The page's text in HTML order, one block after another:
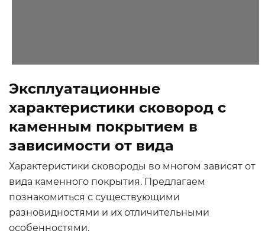
Эксплуатационные
характеристики сковород с
каменным покрытием в
зависимости от вида
Характеристики сковороды во многом зависят от
вида каменного покрытия. Предлагаем
познакомиться с существующими
разновидностями и их отличительными
особенностями.